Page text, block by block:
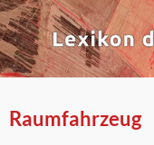
Raumfahrzeug